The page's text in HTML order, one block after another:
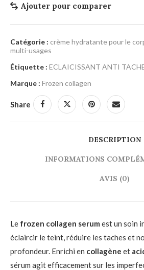
Ajouter pour comparer
Catégorie : crème hydratante pour le
multi-usages
Étiquette : ECLAICISSANT ANTI
Marque : Frozen collagen
Share
DESCRIPTION
INFORMATIONS
AVIS (0)
Le frozen collagen serum est un soin
éclaircir le teint, réduire les taches et
profondeur. Enrichi en collagène et
sérum agit efficacement sur les